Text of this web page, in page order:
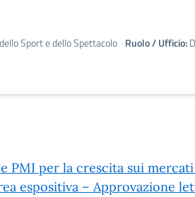
Sport e dello Spettacolo Ruolo / Ufficio:
PMI per la crescita sui
espositiva – Approvazione